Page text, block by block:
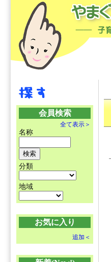
会員検索
全て表示＞
名称
分類
地域
お気に入り
追加＜